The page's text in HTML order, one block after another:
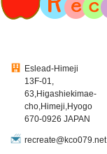
Eslead-Himeji
13F-01,
63,Higashiekimae-
cho,Himeji,Hyogo
670-0926 JAPAN
recreate@kco079.net